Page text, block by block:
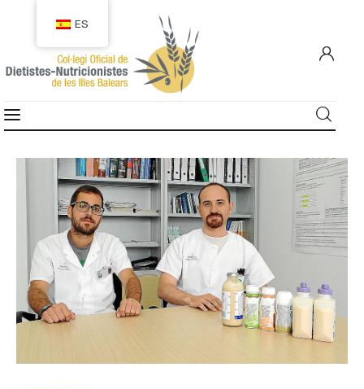
COLEGIADOS
EMPLEO
CIUDADANÍA
RECURSOS
TRANSPARENCIA
ES